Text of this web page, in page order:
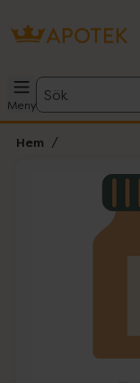
Meny
Sök
Hem
Lista: .